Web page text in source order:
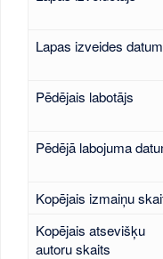
Lapas izveides
Pēdējais labotājs
Pēdējā labojuma
Kopējais izmaiņu
Kopējais atsevišķu
autoru skaits